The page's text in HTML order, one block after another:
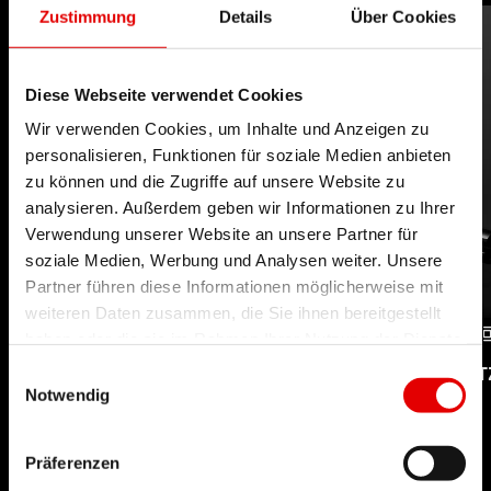
Zustimmung Details Über Cookies
Diese Webseite verwendet Cookies
Wir verwenden Cookies, um Inhalte und Anzeigen zu
personalisieren, Funktionen für soziale Medien anbieten
zu können und die Zugriffe auf unsere Website zu
analysieren. Außerdem geben wir Informationen zu Ihrer
Verwendung unserer Website an unsere Partner für
soziale Medien, Werbung und Analysen weiter. Unsere
Partner führen diese Informationen möglicherweise mit
weiteren Daten zusammen, die Sie ihnen bereitgestellt
Notwendig
Präferenzen
TECHNOLOGIE
QUICKRELEASE